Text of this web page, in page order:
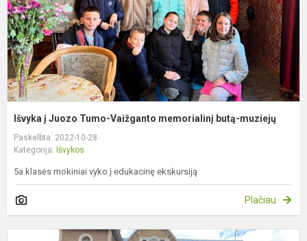
Išvyka į Juozo Tumo-Vaižganto memorialinį butą-muziejų
Paskelbta: 2022-10-28
Kategorija: Išvykos
5a klasės mokiniai vyko į edukacinę ekskursiją
Plačiau